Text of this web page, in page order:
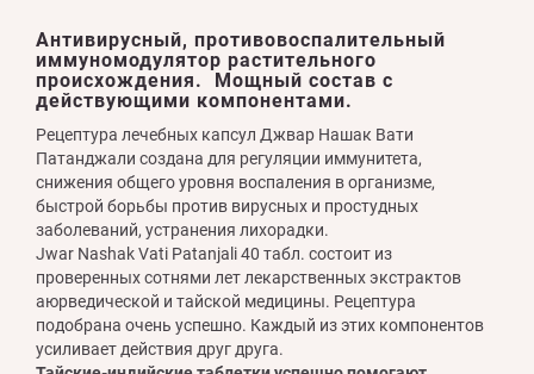
Антивирусный, противовоспалительный
иммуномодулятор растительного
происхождения. Мощный состав с
действующими компонентами.
Рецептура лечебных капсул Джвар Нашак Вати
Патанджали создана для регуляции иммунитета,
снижения общего уровня воспаления в организме,
быстрой борьбы против вирусных и простудных
заболеваний, устранения лихорадки.
Jwar Nashak Vati Patanjali 40 табл. состоит из
проверенных сотнями лет лекарственных экстрактов
аюрведической и тайской медицины. Рецептура
подобрана очень успешно. Каждый из этих компонентов
усиливает действия друг друга.